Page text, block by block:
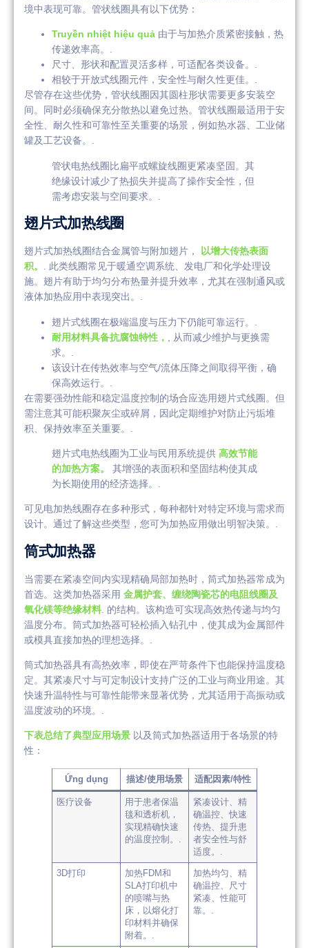
境中表现可靠。管状线圈具有以下优势：
Truyền nhiệt hiệu quả 由于与加热介质紧密接触，热
传递效率高。.
尺寸、形状和配置灵活多样，可适配各类设备。.
相较于开放式线圈元件，安全性与耐久性更佳。.
尽管存在这些优势，管状线圈因其圆柱形状需要更多安装空
间。同时必须确保充分散热以避免过热。管状线圈最适用于安
全性、耐久性和可靠性至关重要的场景，例如热水器、工业储
罐及工艺设备。.
管状电热线圈比扁平或螺旋线圈更紧凑坚固。其
绝缘设计减少了热损失并提高了操作安全性，但
需考虑安装与空间要求。.
翅片式加热线圈
翅片式加热线圈结合金属管与附加翅片，
以增大传热表面
积。
. 此类线圈常见于暖通空调系统、发电厂和化学处理设
施。翅片有助于均匀分布热量并提升效率，尤其在强制通风或
液体加热应用中表现突出。.
翅片式线圈在极端温度与压力下仍能可靠运行。.
耐用材料具备抗腐蚀特性，
, 从而减少维护与更换需
求。.
该设计在传热效率与空气/流体压降之间取得平衡，确
保高效运行。.
在需要强劲性能和稳定温度控制的场合应选用翅片式线圈。但
需注意其可能积聚灰尘或碎屑，因此定期维护对防止污垢堆
积、保持效率至关重要。.
翅片式电热线圈为工业与民用系统提供 高效节能
的加热方案。
其增强的表面积和坚固结构使其成
为长期使用的经济选择。.
可见电加热线圈存在多种形式，每种都针对特定环境与需求而
设计。通过了解这些类型，您可为加热应用做出明智决策。.
筒式加热器
当需要在紧凑空间内实现精确局部加热时，筒式加热器常成为
首选。这类加热器采用 金属护套、缠绕陶瓷芯的电阻线圈及
氧化镁等绝缘材料 . 的结构。该构造可实现高效热传递与均匀
温度分布。筒式加热器可轻松插入钻孔中，使其成为金属部件
或模具直接加热的理想选择。.
筒式加热器具有高热效率，即使在严苛条件下也能保持温度稳
定。其紧凑尺寸与可定制设计支持广泛的工业与商业用途。其
快速升温特性与可靠性能带来显著优势，尤其适用于高振动或
温度波动的环境。.
下表总结了典型应用场景 以及筒式加热器适用于各场景的特
性：
Ứng dụng 描述/使用场景 适配因素/特性
医疗设备
用于患者保温
毯和透析机，
实现精确快速
的温度控制。.
紧凑设计、精
确温控、快速
传热、提升患
者安全性与舒
适度。.
3D打印
加热FDM和
SLA打印机中
的喷嘴与热
床，以熔化打
印材料并确保
附着。.
加热均匀、精
确温控、尺寸
紧凑、性能可
靠。.